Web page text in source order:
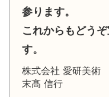
参ります。
これからもどう
す。
株式会社 愛研美術
末髙 信行